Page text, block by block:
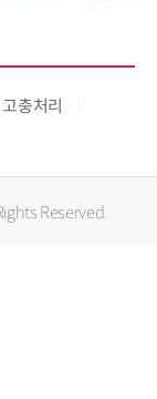
고충처리
Reserved.